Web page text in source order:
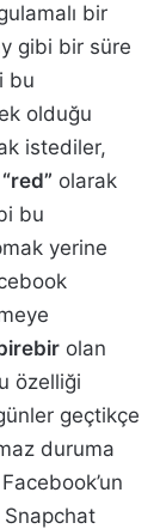
bir
gibi bir süre
bu
olduğu
istediler,
olarak
bu
yerine
olan
özelliği
geçtikçe
duruma